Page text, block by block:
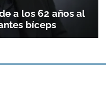
a los 62 años al
bíceps